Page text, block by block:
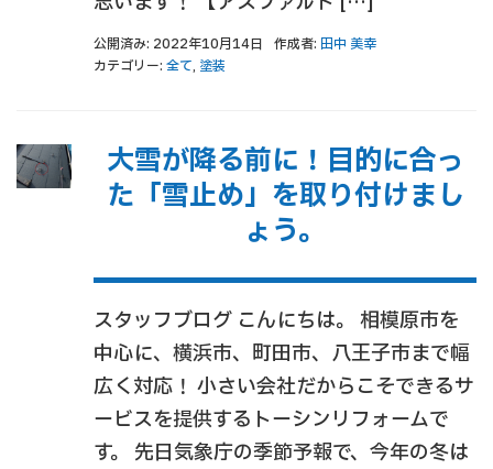
公開済み: 2022年10月14日 作成者: 田中 美幸
カテゴリー: 全て, 塗装
大雪が降る前に！目的に合っ
た「雪止め」を取り付けまし
ょう。
スタッフブログ こんにちは。 相模原市を
中心に、横浜市、町田市、八王子市まで幅
広く対応！ 小さい会社だからこそできるサ
ービスを提供するトーシンリフォームで
す。 先日気象庁の季節予報で、今年の冬は